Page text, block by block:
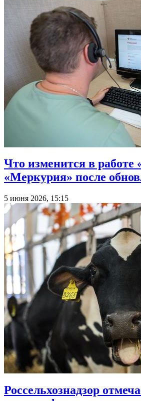
Что изменится в работе
«Меркурия» после
5 июня 2026, 15:15
Россельхознадзор